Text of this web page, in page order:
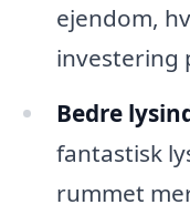
ejendom,
investering
Bedre
fantastisk
rummet